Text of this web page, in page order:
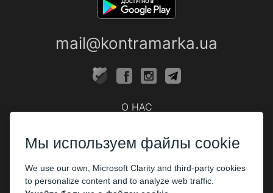
mail@kontramarka.ua
О НАС
ПАРТНЕРАМ
Организаторам
Корпоративным клиентам
Мы используем файлы cookie
We use our own, Microsoft Clarity and third-party cookies
to personalize content and to analyze web traffic.